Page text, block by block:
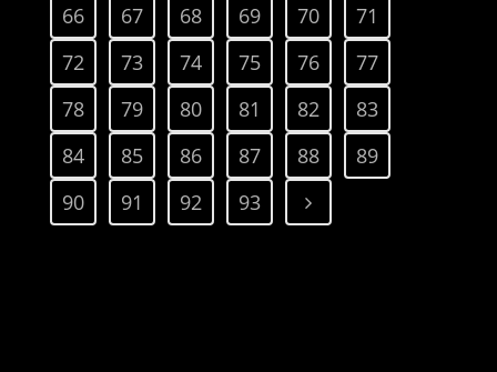
66
67 68 69 70
71
72
73 74 75 76
77
78
79 80 81 82
83
84
85 86 87 88
89
90
91 92 93